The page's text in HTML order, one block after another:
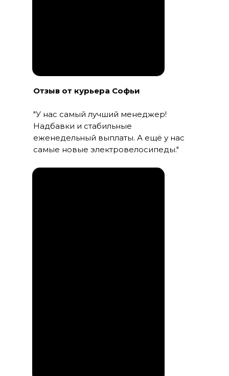
Отзыв от курьера Софьи
"У нас самый лучший менеджер!
Надбавки и стабильные
еженедельный выплаты. А ещё у нас
самые новые электровелосипеды."